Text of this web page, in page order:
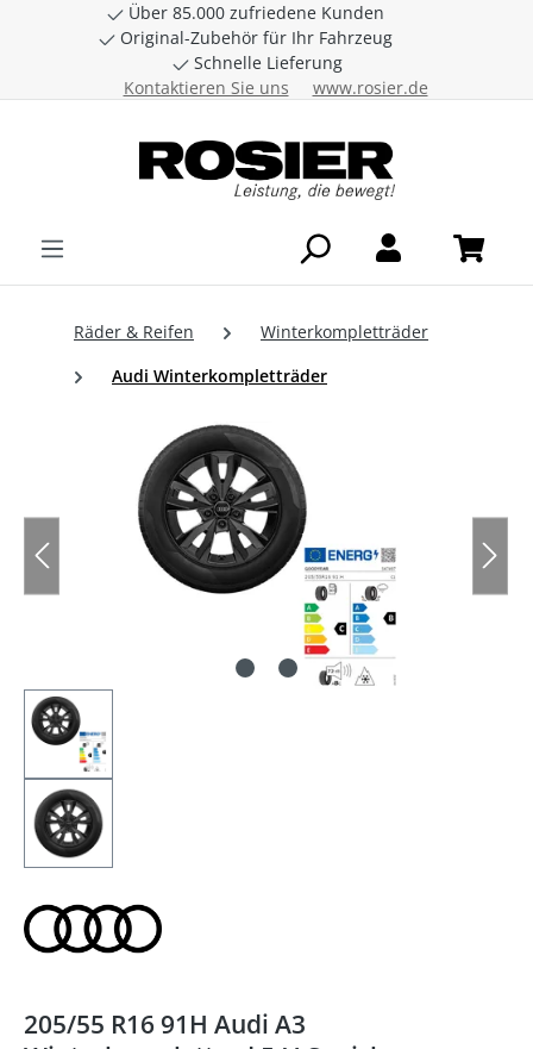
Zum Hauptinhalt springen
Über 85.000 zufriedene Kunden
Original-Zubehör für Ihr Fahrzeug
Schnelle Lieferung
Kontaktieren Sie uns
www.rosier.de
Räder & Reifen
Winterkompletträder
Audi Winterkompletträder
Bildergalerie überspringen
205/55 R16 91H Audi A3